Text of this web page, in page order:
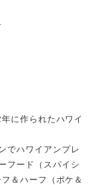
に作られたハワイ
でハワイアンプレ
フード（スパイシ
＆ハーフ（ポケ＆